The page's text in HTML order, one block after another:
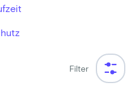
Filter